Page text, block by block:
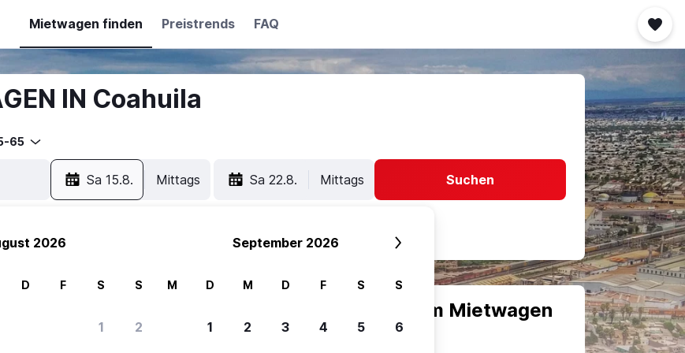
Mietwagen finden Preistrends FAQ
IN Coahuila
65
Sa 15.8. Mittags Sa 22.8. Mittags Suchen
sich für SWOODOO entscheiden, um Mietwagen
2026
D F S S
1 2
September 2026
M D M D F S S
1 2 3 4 5 6